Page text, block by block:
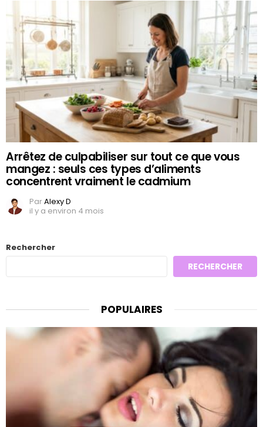
Arrêtez de culpabiliser sur tout ce que vous
mangez : seuls ces types d’aliments
concentrent vraiment le cadmium
ParAlexy D
il y a environ 4 mois
Rechercher
RECHERCHER
POPULAIRES